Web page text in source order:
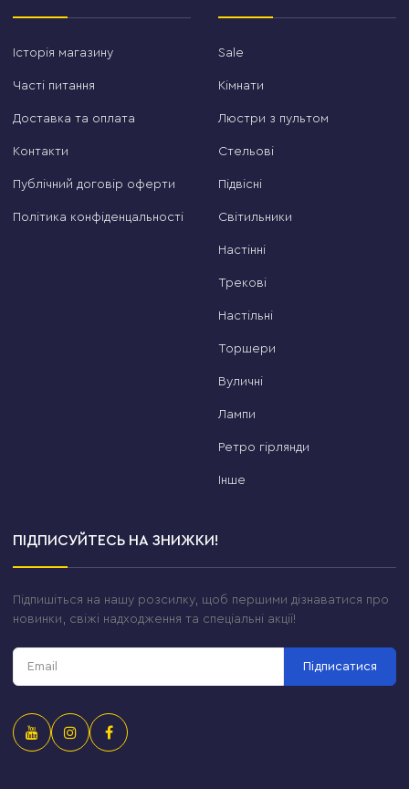
Історія магазину
Часті питання
Доставка та оплата
Контакти
Публічний договір оферти
Політика конфіденцальності
Sale
Кімнати
Люстри з пультом
Стельові
Підвісні
Світильники
Настінні
Трекові
Настільні
Торшери
Вуличні
Лампи
Ретро гірлянди
Інше
ПІДПИСУЙТЕСЬ НА ЗНИЖКИ!
Підпишіться на нашу розсилку, щоб першими дізнаватися про
новинки, свіжі надходження та спеціальні акції!
Підписатися